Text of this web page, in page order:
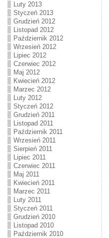
Luty 2013
Styczeń 2013
Grudzień 2012
Listopad 2012
Październik 2012
Wrzesień 2012
Lipiec 2012
Czerwiec 2012
Maj 2012
Kwiecień 2012
Marzec 2012
Luty 2012
Styczeń 2012
Grudzień 2011
Listopad 2011
Październik 2011
Wrzesień 2011
Sierpień 2011
Lipiec 2011
Czerwiec 2011
Maj 2011
Kwiecień 2011
Marzec 2011
Luty 2011
Styczeń 2011
Grudzień 2010
Listopad 2010
Październik 2010